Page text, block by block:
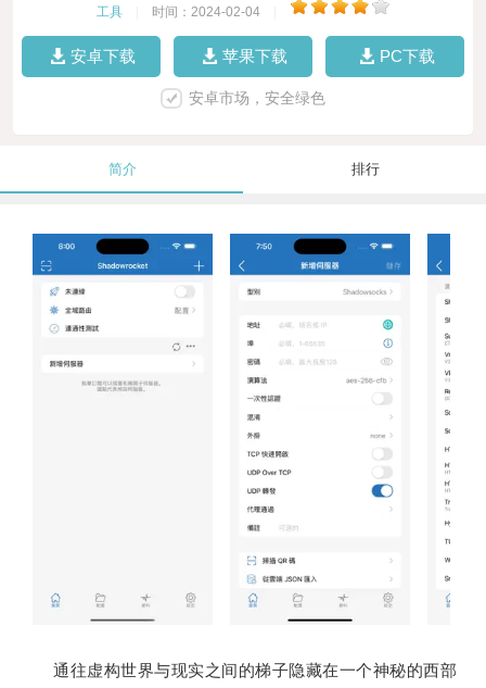
工具 时间：2024-02-04
安卓下载 苹果下载 PC下载
安卓市场，安全绿色
简介 排行
通往虚构世界与现实之间的梯子隐藏在一个神秘的西部